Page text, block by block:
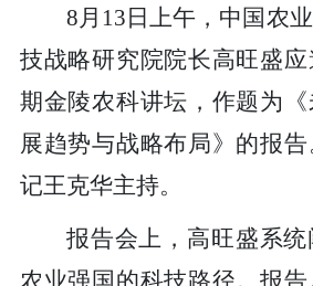
8月13日上午，中国农
技战略研究院院长高旺盛
期金陵农科讲坛，作题为
展趋势与战略布局》的报
记王克华主持。
报告会上，高旺盛系
农业强国的科技路径。报